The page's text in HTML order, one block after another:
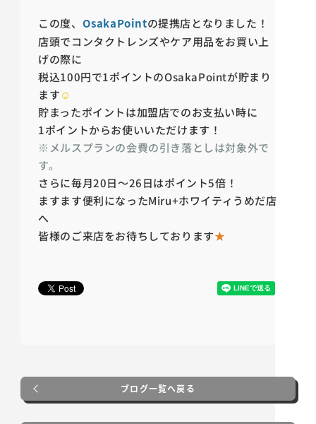
この度、 OsakaPointの提携店となりました！
店頭でコンタクトレンズやケア用品をお買い上
げの際に
税込100円で1ポイントのOsakaPointが貯まり
ます☺
貯まったポイントは加盟店でのお支払い時に
1ポイントからお使いいただけます！
※メルスプランの会費の引き落としは対象外で
す。
さらに毎月20日～26日はポイント5倍！
ますます便利になったMiru+ホワイティうめだ店
へ
皆様のご来店をお待ちしております★
ブログ一覧へ戻る